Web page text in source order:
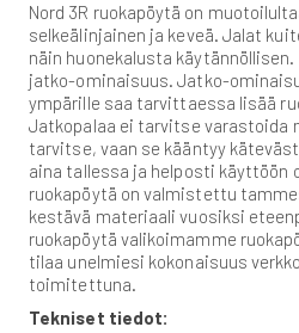
Nord 3R ruokapöytä on
selkeälinjainen ja keveä. Jalat
näin huonekalusta
jatko-ominaisuus. Jatko-
ympärille saa tarvittaessa lisää
Jatkopalaa ei tarvitse varastoida
tarvitse, vaan se kääntyy
aina tallessa ja helposti käyttöön
ruokapöytä on valmistettu
kestävä materiaali vuosiksi
ruokapöytä valikoimamme
tilaa unelmiesi kokonaisuus
toimitettuna.
Tekniset tiedot: